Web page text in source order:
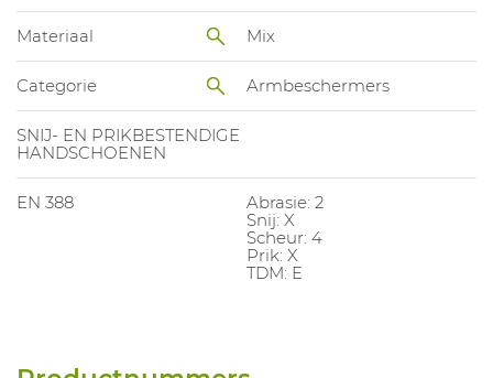
Materiaal Mix
Categorie Armbeschermers
SNIJ- EN PRIKBESTENDIGE
HANDSCHOENEN
EN 388
Abrasie: 2
Snij: X
Scheur: 4
Prik: X
TDM: E